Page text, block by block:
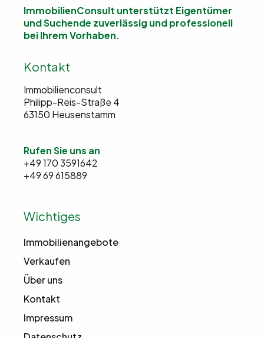
Kontakt
Immobilienconsult
Philipp-Reis-Straße 4
63150 Heusenstamm
Rufen Sie uns an
+49 170 3591642
+49 69 615889
ImmobilienConsult unterstützt Eigentümer
und Suchende zuverlässig und professionell
bei Ihrem Vorhaben.
Wichtiges
Immobilienangebote
Verkaufen
Über uns
Kontakt
Impressum